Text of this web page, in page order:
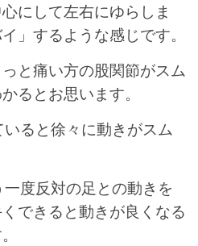
にして左右にゆらしま
」するような感じです。
と痛い方の股関節がスム
るとお思います。
ると徐々に動きがスム
度反対の足との動きを
できると動きが良くなる